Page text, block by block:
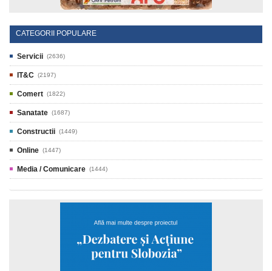
CATEGORII POPULARE
Servicii (2636)
IT&C (2197)
Comert (1822)
Sanatate (1687)
Constructii (1449)
Online (1447)
Media / Comunicare (1444)